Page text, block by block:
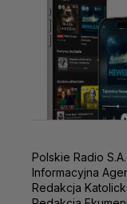
Polskie Radio S.A.
Informacyjna
Redakcja